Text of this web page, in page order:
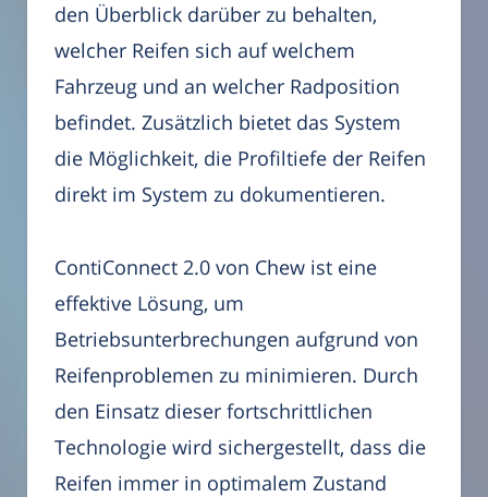
den Überblick darüber zu behalten,
welcher Reifen sich auf welchem
Fahrzeug und an welcher Radposition
befindet. Zusätzlich bietet das System
die Möglichkeit, die Profiltiefe der Reifen
direkt im System zu dokumentieren.
ContiConnect 2.0 von Chew ist eine
effektive Lösung, um
Betriebsunterbrechungen aufgrund von
Reifenproblemen zu minimieren. Durch
den Einsatz dieser fortschrittlichen
Technologie wird sichergestellt, dass die
Reifen immer in optimalem Zustand